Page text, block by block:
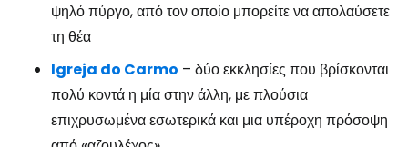
ψηλό πύργο, από τον οποίο μπορείτε να απολαύσετε
τη θέα
Igreja do Carmo – δύο εκκλησίες που βρίσκονται
πολύ κοντά η μία στην άλλη, με πλούσια
επιχρυσωμένα εσωτερικά και μια υπέροχη πρόσοψη